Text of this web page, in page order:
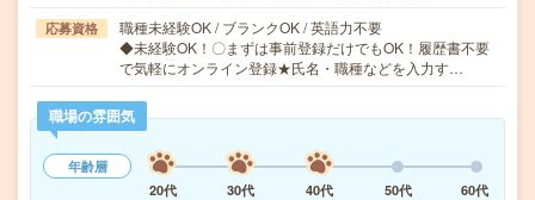
応募資格
職種未経験OK / ブランクOK / 英語力不要
◆未経験OK！〇まずは事前登録だけでもOK！履歴書不要
で気軽にオンライン登録★氏名・職種などを入力す…
職場の雰囲気
年齢層
20代
30代 40代 50代 60代